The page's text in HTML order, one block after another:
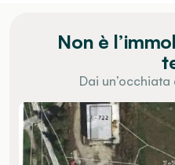
Non è
Dai